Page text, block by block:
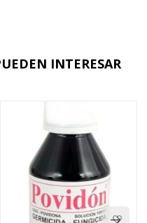
INTERESAR